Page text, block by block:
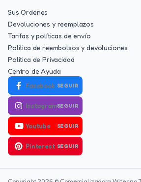
Sus Ordenes
Devoluciones y reemplazos
Tarifas y políticas de envío
Política de reembolsos y devoluciones
Politica de Privacidad
Centro de Ayuda
Facebook SEGUIR
InstagramSEGUIR
Youtube SEGUIR
Pinterest SEGUIR